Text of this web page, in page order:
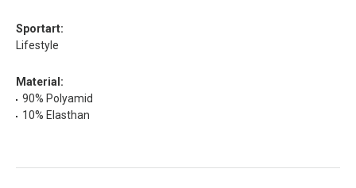
Sportart:
Lifestyle
Material:
90% Polyamid
10% Elasthan